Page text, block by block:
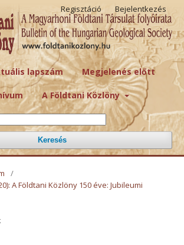
lapszám Megjelenés előtt
A Földtani Közlöny
Keresés
Regisztáció Bejelentkezés
/
A Földtani Közlöny 150 éve: Jubileumi